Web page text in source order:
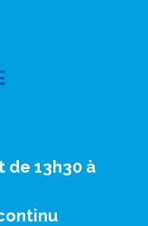
de 13h30 à